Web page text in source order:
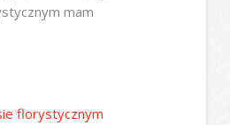
mam
florystycznym